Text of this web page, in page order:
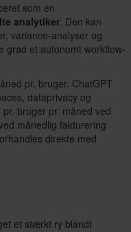
som en
analytiker. Den kan
variance-analyser og
grad et autonomt workflow-
pr. bruger. ChatGPT
dataprivacy og
bruger pr. måned ved
månedlig fakturering
direkte med
et stærkt ry blandt